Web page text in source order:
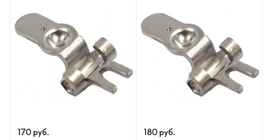
170 руб.
180 руб.